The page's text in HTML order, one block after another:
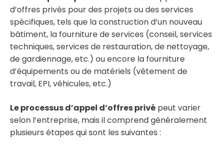
d’offres privés pour des projets ou des services
spécifiques, tels que la construction d’un nouveau
bâtiment, la fourniture de services (conseil, services
techniques, services de restauration, de nettoyage,
de gardiennage, etc.) ou encore la fourniture
d’équipements ou de matériels (vêtement de
travail, EPI, véhicules, etc.)
Le processus d’appel d’offres privé peut varier
selon l’entreprise, mais il comprend généralement
plusieurs étapes qui sont les suivantes :